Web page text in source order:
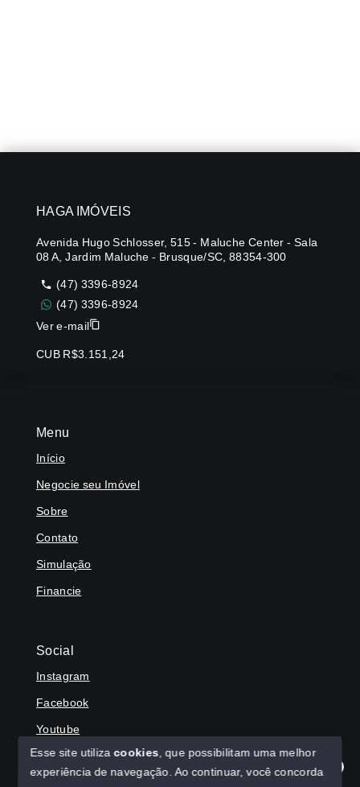
Menu
Início
Negocie seu Imóvel
Sobre
Contato
Simulação
Financie
Social
Instagram
Facebook
Youtube
HAGA IMÓVEIS
Avenida Hugo Schlosser, 515 - Maluche Center - Sala
08 A, Jardim Maluche - Brusque/SC, 88354-300
(47) 3396-8924
(47) 3396-8924
Ver e-mail
CUB R$3.151,24
Esse site utilizacookies , que possibilitam uma melhor
experiência de navegação. Ao continuar, você concorda